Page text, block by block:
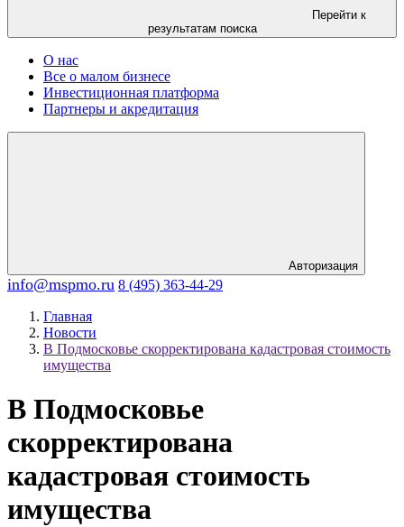
Перейти к
результатам поиска
О нас
Все о малом бизнесе
Инвестиционная платформа
Партнеры и акредитация
Авторизация
info@mspmo.ru 8 (495) 363-44-29
Главная
Новости
В Подмосковье скорректирована кадастровая стоимость
имущества
В Подмосковье
скорректирована
кадастровая стоимость
имущества